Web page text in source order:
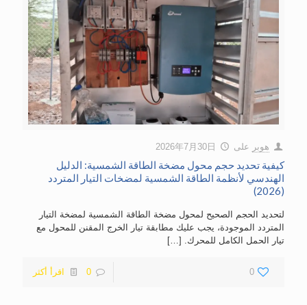
هوبر على 2026年7月30日
كيفية تحديد حجم محول مضخة الطاقة الشمسية: الدليل
الهندسي لأنظمة الطاقة الشمسية لمضخات التيار المتردد
(2026)
لتحديد الحجم الصحيح لمحول مضخة الطاقة الشمسية لمضخة التيار
المتردد الموجودة، يجب عليك مطابقة تيار الخرج المقنن للمحول مع
تيار الحمل الكامل للمحرك. […]
0
0 اقرأ أكثر